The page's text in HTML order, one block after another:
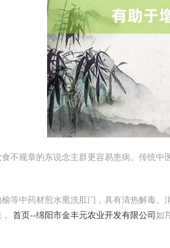
不规章的东说念主群更容易患病。传统
等中药材煎水熏洗肛门，具有清热解毒
首页--绵阳市金丰元农业开发有限公司如